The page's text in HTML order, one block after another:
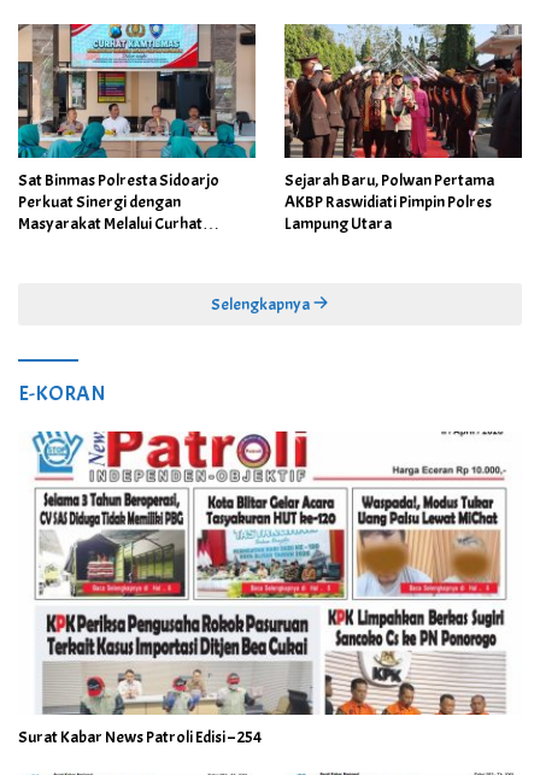
Sat Binmas Polresta Sidoarjo
Perkuat Sinergi dengan
Masyarakat Melalui Curhat
Sejarah Baru, Polwan Pertama
AKBP Raswidiati Pimpin Polres
Lampung Utara
Selengkapnya
E-KORAN
Surat Kabar News Patroli Edisi – 254